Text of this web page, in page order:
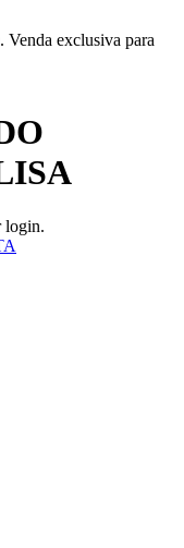
exclusiva para
login.